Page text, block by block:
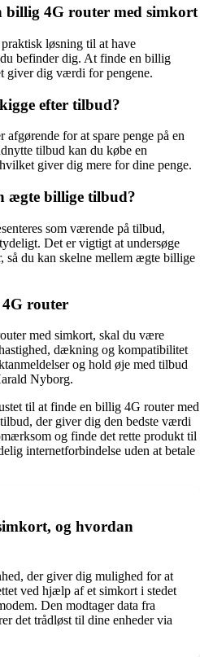
billig 4G router med simkort
løsning til at have
befinder dig. At finde en billig
giver dig værdi for pengene.
efter tilbud?
for at spare penge på en
tilbud kan du købe en
giver dig mere for dine penge.
ægte billige tilbud?
som værende på tilbud,
Det er vigtigt at undersøge
så du kan skelne mellem ægte billige
router
med simkort, skal du være
dækning og kompatibilitet
og hold øje med tilbud
Nyborg.
til at finde en billig 4G router med
der giver dig den bedste værdi
og finde det rette produkt til
internetforbindelse uden at betale
og hvordan
der giver dig mulighed for at
ved hjælp af et simkort i stedet
Den modtager data fra
det trådløst til dine enheder via